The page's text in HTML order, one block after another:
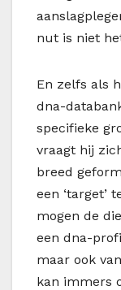
nut is niet
En zelfs als
dna-
specifieke
vraagt hij
breed
een ‘target’
mogen de
een dna-
maar ook
kan immers